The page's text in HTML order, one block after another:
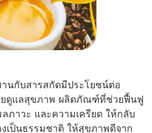
นกับสารสกัดมีประโยชน์ต่อ
ยดูแลสุขภาพ ผลิตภัณฑ์ที่ช่วยฟื้นฟู
ภาวะ และความเครียด ให้กลับ
เป็นธรรมชาติ ให้สุขภาพดีจาก